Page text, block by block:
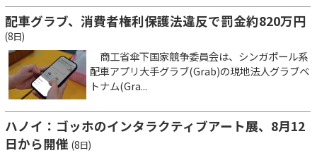
配車グラブ、消費者権利保護法違反で罰金約820万円
(8日)
商工省傘下国家競争委員会は、シンガポール系
配車アプリ大手グラブ(Grab)の現地法人グラブベ
トナム(Gra...
ハノイ：ゴッホのインタラクティブアート展、8月12
日から開催 (8日)